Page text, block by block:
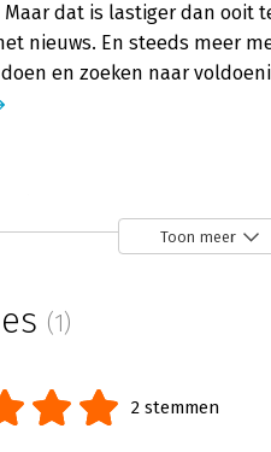
dat is lastiger dan ooit
nieuws. En steeds meer
en zoeken naar
Loo | 8 februari 2024
organisaties’, en de
boek is een absolute
Toon meer
(1)
2 stemmen